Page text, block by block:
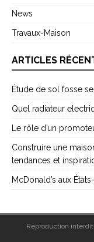
News
Travaux-Maison
ARTICLES
Étude de sol fosse
Quel radiateur
Le rôle d’un
Construire une
tendances et
McDonald’s aux
Reproduction